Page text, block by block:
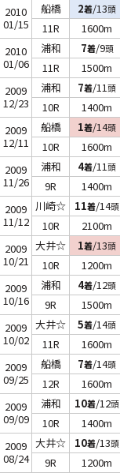
2010
01/15
船橋 2着/13頭
11R
1600m
2010
01/06
浦和 7着/9頭
11R
1500m
2009
12/23
浦和 7着/11頭
10R
1400m
2009
12/11
船橋 1着/14頭
10R
1600m
2009
11/26
浦和 4着/11頭
9R
1400m
2009
11/12
川崎☆ 11着/14頭
10R
2100m
2009
10/21
大井☆ 1着/13頭
10R
1200m
2009
10/16
浦和 4着/12頭
9R
1500m
2009
10/02
大井☆ 5着/14頭
11R
1600m
2009
09/25
船橋 7着/14頭
12R
1600m
2009
09/09
浦和 10着/12頭
10R
1400m
2009
08/24
大井☆ 10着/13頭
9R
1200m